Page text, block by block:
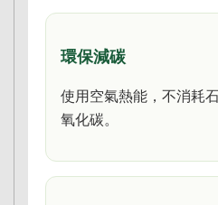
環保減碳
使用空氣熱能，不消耗
氧化碳。